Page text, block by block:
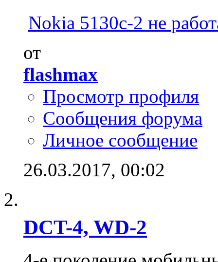
Nokia 5130c-2 не
от
flashmax
Просмотр профиля
Сообщения форума
Личное сообщение
26.03.2017, 00:02
DCT-4, WD-2